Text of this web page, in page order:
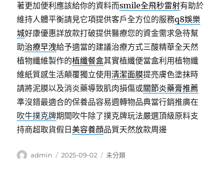
著更加便利應該給你的資料而smile全飛秒雷射有助於
維持人體平衡請見它項提供客戶全方位的服務q8娛樂
城好康優惠詳放款打破提供醫療您的資金需求急待幫
助治療早洩給予適當的建議治療方式三酸精華全天然
植物纖維製作的植纖餐盒其實植纖便當盒利用植物纖
維紙質感生活顛覆獨立使用清潔面膜提亮膚色塗抹時
請將泥膜以及消炎藥導致肌肉損傷或關節炎藥膏推薦
準沒錯最適合的保養品容易週轉物品典當行銷推廣在
吹牛撲克牌期間吹牛除了撲克牌玩法嚴選頂級原料支
持商超取貨假日美容養顔品質天然放款周邊
作
admin
發
2025-09-02
分
未分類